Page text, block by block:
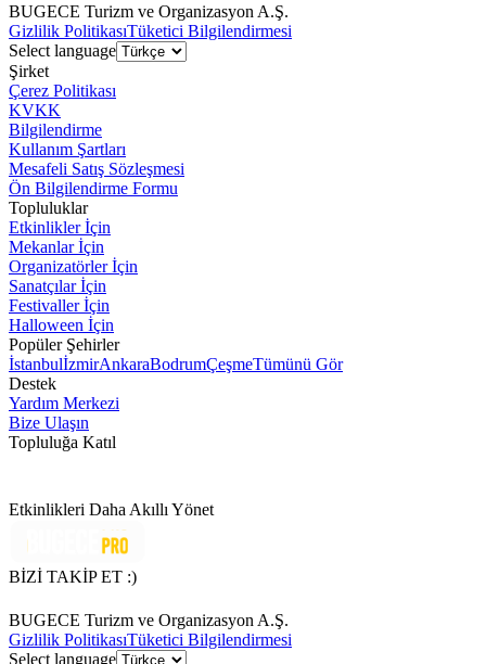
BUGECE Turizm ve Organizasyon A.Ş.
Gizlilik PolitikasıTüketici Bilgilendirmesi
Select language
Şirket
Çerez Politikası
KVKK
Bilgilendirme
Kullanım Şartları
Mesafeli Satış Sözleşmesi
Ön Bilgilendirme Formu
Topluluklar
Etkinlikler İçin
Mekanlar İçin
Organizatörler İçin
Sanatçılar İçin
Festivaller İçin
Halloween İçin
Popüler Şehirler
İstanbulİzmirAnkaraBodrumÇeşmeTümünü Gör
Destek
Yardım Merkezi
Bize Ulaşın
Topluluğa Katıl
Etkinlikleri Daha Akıllı Yönet
BİZİ TAKİP ET :)
BUGECE Turizm ve Organizasyon A.Ş.
Gizlilik PolitikasıTüketici Bilgilendirmesi
Select language